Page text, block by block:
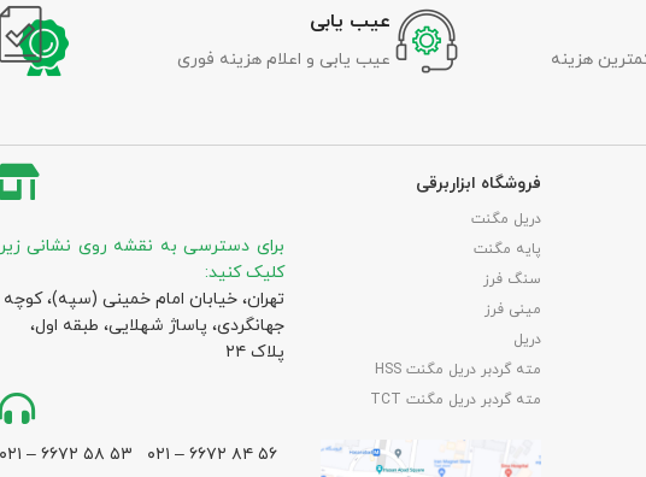
هزینه
عیب یابی
عیب یابی و اعلام هزینه فوری
فروشگاه ابزاربرقی
دریل مگنت
پایه مگنت
سنگ فرز
مینی فرز
دریل
مته گردبر دریل مگنت HSS
مته گردبر دریل مگنت TCT
برای دسترسی به نقشه روی نشانی زیر
کلیک کنید:
تهران، خیابان امام خمینی (سپه)، کوچه
جهانگردی،‌ پاساژ شهلایی، طبقه اول،
پلاک ۲۴
۵۶ ۸۴ ۶۶۷۲ – ۰۲۱ ۵۳ ۵۸ ۶۶۷۲ – ۰۲۱